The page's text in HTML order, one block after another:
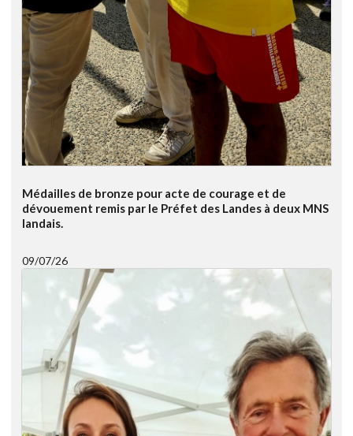
Médailles de bronze pour acte de courage et de
dévouement remis par le Préfet des Landes à deux MNS
landais.
09/07/26